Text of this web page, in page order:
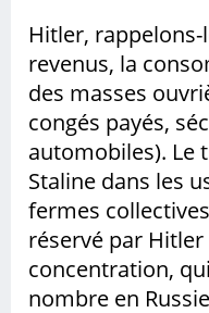
Hitler,
revenus, la
des masses
congés payés,
automobiles). Le
Staline dans les
fermes
réservé par Hitler
concentration,
nombre en